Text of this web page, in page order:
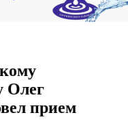
Олег
прием